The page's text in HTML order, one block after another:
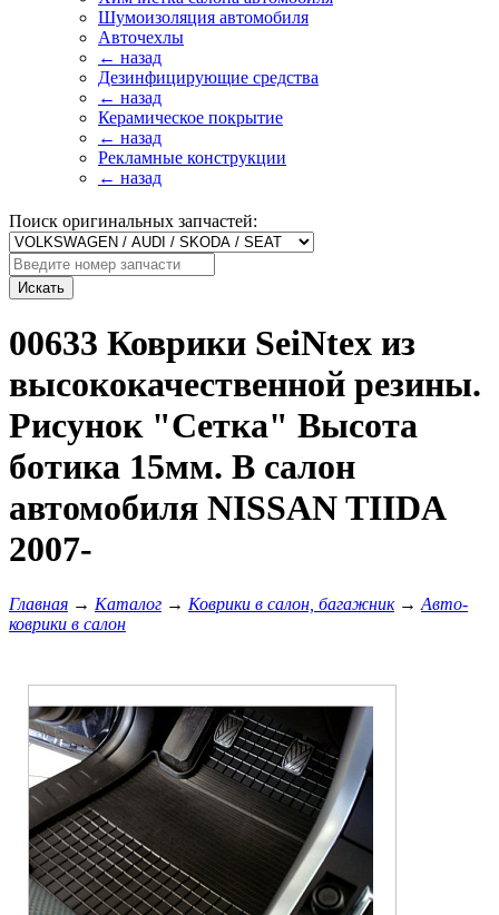
Шумоизоляция автомобиля
Авточехлы
← назад
Дезинфицирующие средства
← назад
Керамическое покрытие
← назад
Рекламные конструкции
← назад
Поиск оригинальных запчастей:
Искать
00633 Коврики SeiNtex из
высококачественной резины.
Рисунок "Сетка" Высота
ботика 15мм. В салон
автомобиля NISSAN TIIDA
2007-
Главная → Каталог → Коврики в салон, багажник → Авто-
коврики в салон